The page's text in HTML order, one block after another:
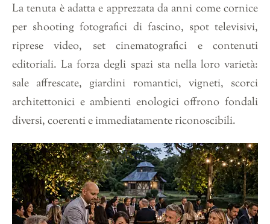
La tenuta è adatta e apprezzata da anni come cornice
per shooting fotografici di fascino, spot televisivi,
riprese video, set cinematografici e contenuti
editoriali. La forza degli spazi sta nella loro varietà:
sale affrescate, giardini romantici, vigneti, scorci
architettonici e ambienti enologici offrono fondali
diversi, coerenti e immediatamente riconoscibili.